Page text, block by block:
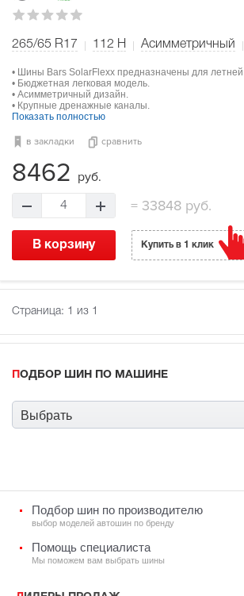
265/65 R17 112 H Асимметричный
• Шины Bars SolarFlexx предназначены для
• Бюджетная легковая модель.
• Асимметричный дизайн.
• Крупные дренажные каналы.
Показать полностью
в закладки сравнить
8462 руб.
4 =33848 руб.
В корзину Купить в 1 клик
Страница: 1 из 1
ПОДБОР ШИН ПО МАШИНЕ
Выбрать
Подбор шин по производителю
выбор моделей автошин по бренду
Помощь специалиста
Мы поможем вам выбрать шины